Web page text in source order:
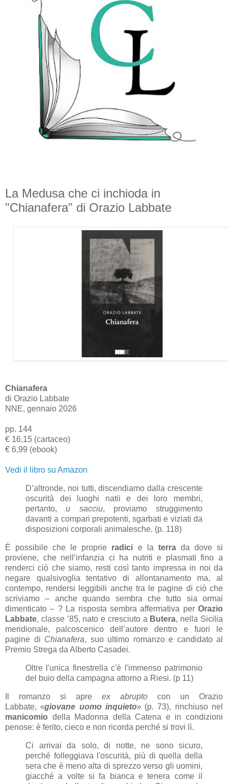
La Medusa che ci inchioda in
"Chianafera" di Orazio Labbate
Chianafera
di Orazio Labbate
NNE, gennaio 2026
pp. 144
€ 16,15 (cartaceo)
€ 6,99 (ebook)
Vedi il libro su Amazon
D’altronde, noi tutti, discendiamo dalla crescente
oscurità dei luoghi natii e dei loro membri,
pertanto,u sacciu, proviamo struggimento
davanti a compari prepotenti, sgarbati e viziati da
disposizioni corporali animalesche. (p. 118)
È possibile che le proprie radici e la terra da dove si
proviene, che nell’infanzia ci ha nutriti e plasmati fino a
renderci ciò che siamo, resti così tanto impressa in noi da
negare qualsivoglia tentativo di allontanamento ma, al
contempo, rendersi leggibili anche tra le pagine di ciò che
scriviamo – anche quando sembra che tutto sia ormai
dimenticato – ? La risposta sembra affermativa per Orazio
Labbate, classe ’85, nato e cresciuto a Butera, nella Sicilia
meridionale, palcoscenico dell’autore dentro e fuori le
pagine di Chianafera, suo ultimo romanzo e candidato al
Premio Strega da Alberto Casadei.
Oltre l'unica finestrella c'è l'immenso patrimonio
del buio della campagna attorno a Riesi. (p 11)
Il romanzo si apre ex abrupto con un Orazio
Labbate,«giovane uomo inquieto» (p. 73), rinchiuso nel
manicomio della Madonna della Catena e in condizioni
penose: è ferito, cieco e non ricorda perché si trovi lì.
Ci arrivai da solo, di notte, ne sono sicuro,
perché folleggiava l'oscurità, più di quella della
sera che è meno alta di sprezzo verso gli uomini,
giacché a volte si fa bianca e tenera come il